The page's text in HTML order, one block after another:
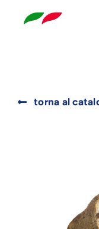
torna al
for: